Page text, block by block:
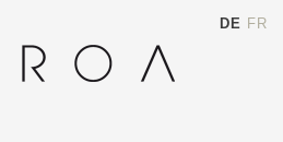
DE FR